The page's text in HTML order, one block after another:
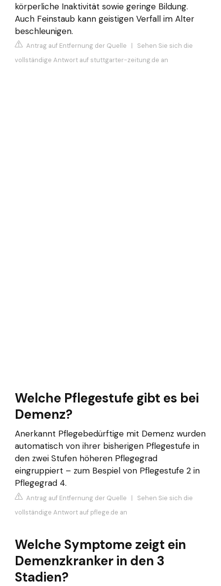
körperliche Inaktivität sowie geringe Bildung.
Auch Feinstaub kann geistigen Verfall im Alter
beschleunigen.
Antrag auf Entfernung der Quelle | Sehen Sie sich die
vollständige Antwort auf stuttgarter-zeitung.de an
Welche Pflegestufe gibt es bei
Demenz?
Anerkannt Pflegebedürftige mit Demenz wurden
automatisch von ihrer bisherigen Pflegestufe in
den zwei Stufen höheren Pflegegrad
eingruppiert – zum Bespiel von Pflegestufe 2 in
Pflegegrad 4.
Antrag auf Entfernung der Quelle | Sehen Sie sich die
vollständige Antwort auf pflege.de an
Welche Symptome zeigt ein
Demenzkranker in den 3
Stadien?